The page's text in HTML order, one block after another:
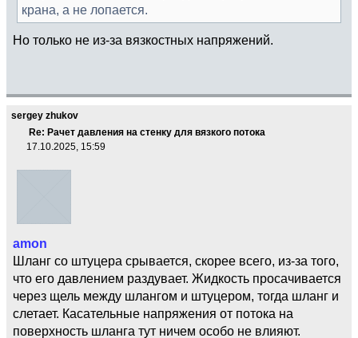
крана, а не лопается.
Но только не из-за вязкостных напряжений.
sergey zhukov
Re: Рачет давления на стенку для вязкого потока
17.10.2025, 15:59
amon
Шланг со штуцера срывается, скорее всего, из-за того,
что его давлением раздувает. Жидкость просачивается
через щель между шлангом и штуцером, тогда шланг и
слетает. Касательные напряжения от потока на
поверхность шланга тут ничем особо не влияют.